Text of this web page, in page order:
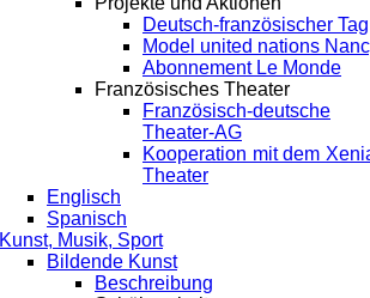
Deutsch-französischer Tag
Model united nations
Abonnement Le Monde
Französisches Theater
Französisch-deutsche
Theater-AG
Kooperation mit dem
Theater
Englisch
Spanisch
Kunst, Musik, Sport
Bildende Kunst
Beschreibung